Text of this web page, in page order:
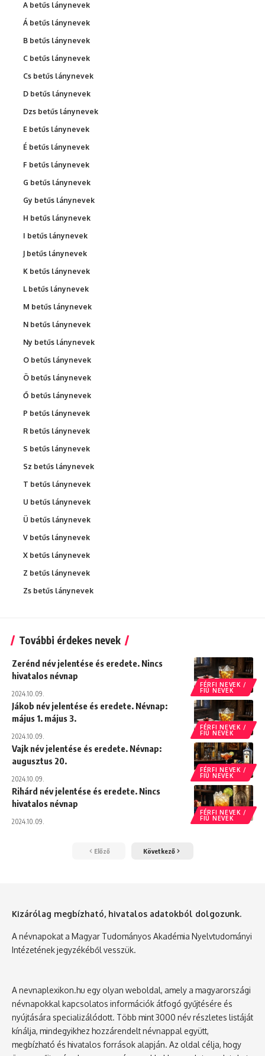
A betűs lánynevek
Á betűs lánynevek
B betűs lánynevek
C betűs lánynevek
Cs betűs lánynevek
D betűs lánynevek
Dzs betűs lánynevek
E betűs lánynevek
É betűs lánynevek
F betűs lánynevek
G betűs lánynevek
Gy betűs lánynevek
H betűs lánynevek
I betűs lánynevek
J betűs lánynevek
K betűs lánynevek
L betűs lánynevek
M betűs lánynevek
N betűs lánynevek
Ny betűs lánynevek
O betűs lánynevek
Ö betűs lánynevek
Ő betűs lánynevek
P betűs lánynevek
R betűs lánynevek
S betűs lánynevek
Sz betűs lánynevek
T betűs lánynevek
U betűs lánynevek
Ü betűs lánynevek
V betűs lánynevek
X betűs lánynevek
Z betűs lánynevek
Zs betűs lánynevek
További érdekes nevek
FÉRFI NEVEK /
FIÚ NEVEK
Zerénd név jelentése és eredete. Nincs
hivatalos névnap
2024.10.09.
FÉRFI NEVEK /
FIÚ NEVEK
Jákob név jelentése és eredete. Névnap:
május 1. május 3.
2024.10.09.
FÉRFI NEVEK /
FIÚ NEVEK
Vajk név jelentése és eredete. Névnap:
augusztus 20.
2024.10.09.
FÉRFI NEVEK /
FIÚ NEVEK
Rihárd név jelentése és eredete. Nincs
hivatalos névnap
2024.10.09.
Előző Következő
Kizárólag megbízható, hivatalos adatokból dolgozunk.
A névnapokat a Magyar Tudományos Akadémia Nyelvtudományi
Intézetének jegyzékéből vesszük.
A nevnaplexikon.hu egy olyan weboldal, amely a magyarországi
névnapokkal kapcsolatos információk átfogó gyűjtésére és
nyújtására specializálódott. Több mint 3000 név részletes listáját
kínálja, mindegyikhez hozzárendelt névnappal együtt,
megbízható és hivatalos források alapján. Az oldal célja, hogy